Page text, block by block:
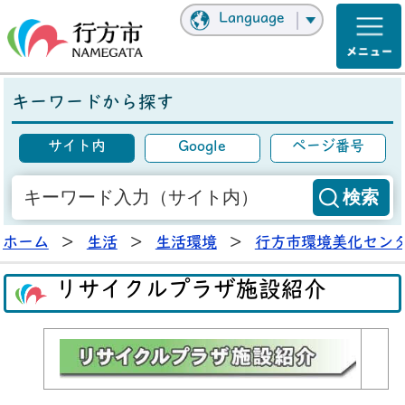
Language
キーワードから探す
サイト内 Google ページ番号
ホーム > 生活 > 生活環境 > 行方市環境美化セン
リサイクルプラザ施設紹介